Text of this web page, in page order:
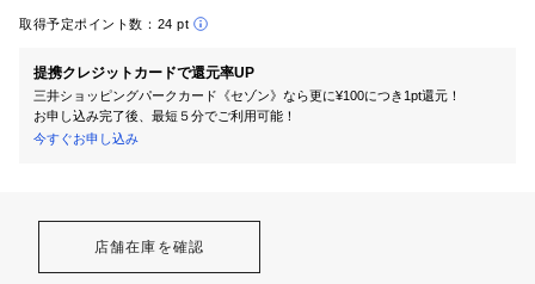
取得予定ポイント数： 24 pt
提携クレジットカードで還元率UP
三井ショッピングパークカード《セゾン》なら更に¥100につき1pt還元！
お申し込み完了後、最短５分でご利用可能！
今すぐお申し込み
店舗在庫を確認